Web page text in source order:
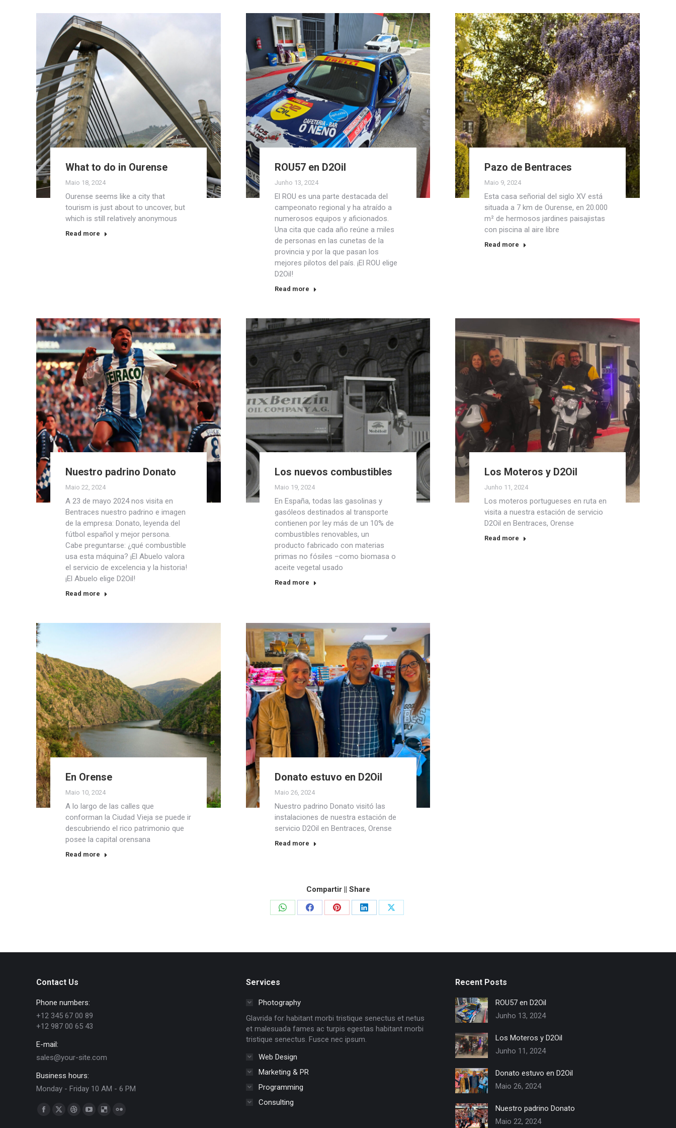
What to do in Ourense
Maio 18, 2024
Ourense seems like a city that
tourism is just about to uncover, but
which is still relatively anonymous
Read more
ROU57 en D2Oil
Junho 13, 2024
El ROU es una parte destacada del
campeonato regional y ha atraído a
numerosos equipos y aficionados.
Una cita que cada año reúne a miles
de personas en las cunetas de la
provincia y por la que pasan los
mejores pilotos del país. ¡El ROU elige
D2Oil!
Read more
Pazo de Bentraces
Maio 9, 2024
Esta casa señorial del siglo XV está
situada a 7 km de Ourense, en 20.000
m² de hermosos jardines paisajistas
con piscina al aire libre
Read more
Nuestro padrino Donato
Maio 22, 2024
A 23 de mayo 2024 nos visita en
Bentraces nuestro padrino e imagen
de la empresa: Donato, leyenda del
fútbol español y mejor persona.
Cabe preguntarse: ¿qué combustible
usa esta máquina? ¡El Abuelo valora
el servicio de excelencia y la historia!
¡El Abuelo elige D2Oil!
Read more
Los nuevos combustibles
Maio 19, 2024
En España, todas las gasolinas y
gasóleos destinados al transporte
contienen por ley más de un 10% de
combustibles renovables, un
producto fabricado con materias
primas no fósiles –como biomasa o
aceite vegetal usado
Read more
Los Moteros y D2Oil
Junho 11, 2024
Los moteros portugueses en ruta en
visita a nuestra estación de servicio
D2Oil en Bentraces, Orense
Read more
En Orense
Maio 10, 2024
A lo largo de las calles que
conforman la Ciudad Vieja se puede ir
descubriendo el rico patrimonio que
posee la capital orensana
Read more
Donato estuvo en D2Oil
Maio 26, 2024
Nuestro padrino Donato visitó las
instalaciones de nuestra estación de
servicio D2Oil en Bentraces, Orense
Read more
Compartir || Share
Share
Share
Share
Share
Share
Contact Us
Phone numbers:
+12 345 67 00 89
+12 987 00 65 43
E-mail:
sales@your-site.com
Business hours:
Monday - Friday 10 AM - 6 PM
Find us on:
Facebook
X
DribbbleYouTubeDelicious
Services
Photography
Glavrida for habitant morbi tristique senectus et netus
et malesuada fames ac turpis egestas habitant morbi
tristique senectus. Fusce nec ipsum.
Web Design
Marketing & PR
Programming
Consulting
Recent Posts
ROU57 en D2Oil
Junho 13, 2024
Los Moteros y D2Oil
Junho 11, 2024
Donato estuvo en D2Oil
Maio 26, 2024
Nuestro padrino Donato
Maio 22, 2024